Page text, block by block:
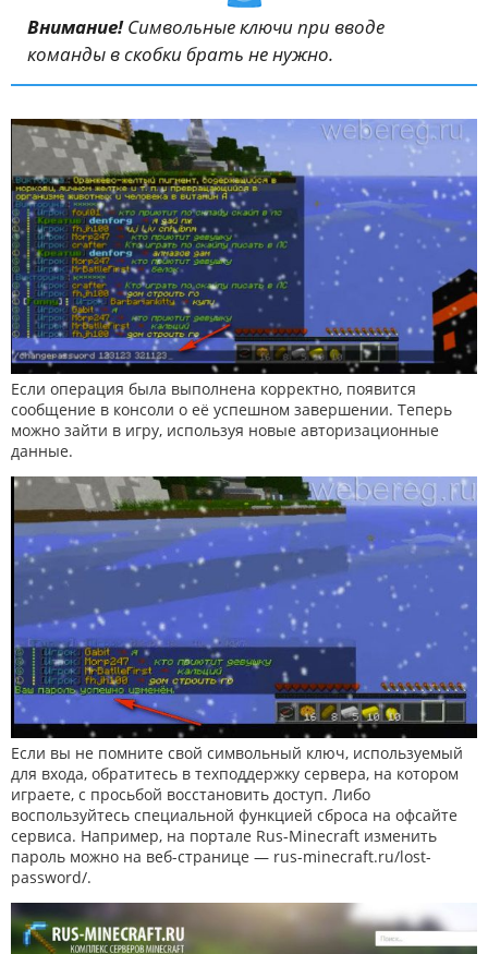
Внимание!Символьные ключи при вводе
команды в скобки брать не нужно.
Если операция была выполнена корректно, появится
сообщение в консоли о её успешном завершении. Теперь
можно зайти в игру, используя новые авторизационные
данные.
Если вы не помните свой символьный ключ, используемый
для входа, обратитесь в техподдержку сервера, на котором
играете, с просьбой восстановить доступ. Либо
воспользуйтесь специальной функцией сброса на офсайте
сервиса. Например, на портале Rus-Minecraft изменить
пароль можно на веб-странице — rus-minecraft.ru/lost-
password/.